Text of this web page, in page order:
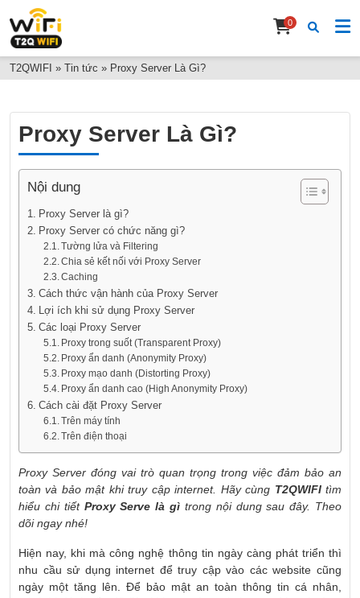
0
T2QWIFI » Tin tức » Proxy Server Là Gì?
Proxy Server Là Gì?
Nội dung
Proxy Server là gì?
Proxy Server có chức năng gì?
Tường lửa và Filtering
Chia sẻ kết nối với Proxy Server
Caching
Cách thức vận hành của Proxy Server
Lợi ích khi sử dụng Proxy Server
Các loại Proxy Server
Proxy trong suốt (Transparent Proxy)
Proxy ẩn danh (Anonymity Proxy)
Proxy mạo danh (Distorting Proxy)
Proxy ẩn danh cao (High Anonymity Proxy)
Cách cài đặt Proxy Server
Trên máy tính
Trên điện thoại
Proxy Server đóng vai trò quan trọng trong việc đảm bảo an
toàn và bảo mật khi truy cập internet. Hãy cùng T2QWIFItìm
hiểu chi tiết Proxy Serve là gì trong nội dung sau đây. Theo
dõi ngay nhé!
Hiện nay, khi mà công nghệ thông tin ngày càng phát triển thì
nhu cầu sử dụng internet để truy cập vào các website cũng
ngày một tăng lên. Để bảo mật an toàn thông tin cá nhân,